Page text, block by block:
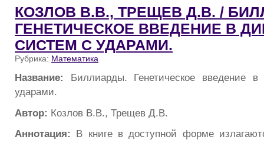
КОЗЛОВ В.В., ТРЕЩЕВ Д.В. /
ГЕНЕТИЧЕСКОЕ ВВЕДЕНИЕ В
СИСТЕМ С УДАРАМИ.
Рубрика: Математика
Название: Биллиарды. Генетическое введение
ударами.
Автор: Козлов В.В., Трещев Д.В.
Аннотация: В книге в доступной форме